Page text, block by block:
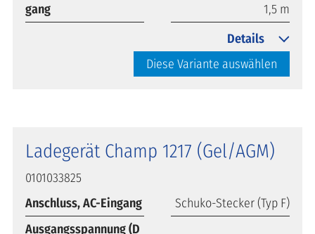
gang
1,5 m
Diese Variante auswählen
Details
Ladegerät Champ 1217 (Gel/AGM)
0101033825
Anschluss, AC-Eingang
Schuko-Stecker (Typ F)
Ausgangsspannung (D